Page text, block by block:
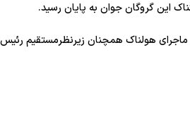
این گروگان جوان به پایان رسید.
ماجرای هولناک همچنان زیرنظرمستقیم